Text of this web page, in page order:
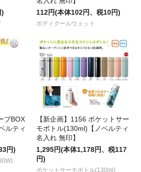
112円(本体102円、税10円)
ボディクールウェット
ブBOX
ルティ
円)
【新企画】1156 ポケットサー
モボトル(130ml)【ノベルティ
名入れ 無印】
1,295円(本体1,178円、税117
円)
ポケットサーモボトル(130ml)